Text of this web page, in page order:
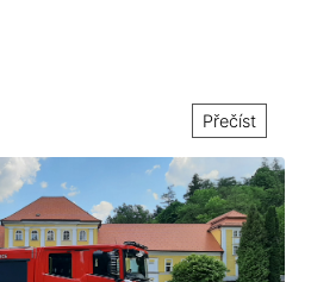
Přečíst